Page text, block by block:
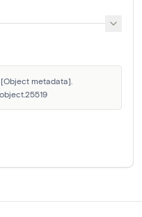
metadata].